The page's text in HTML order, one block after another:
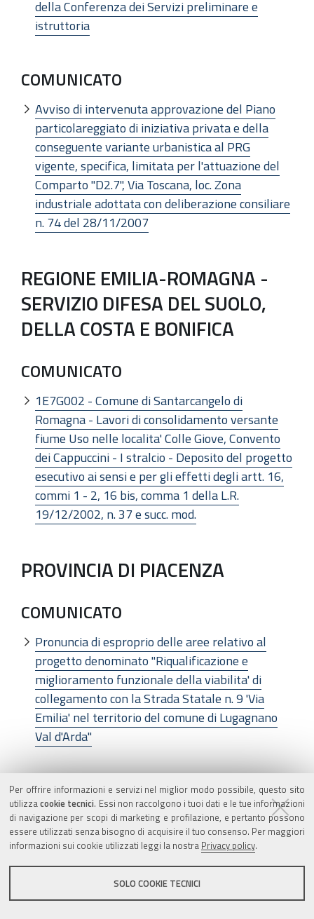
Per offrire informazioni e servizi nel miglior modo possibile, questo sito
utilizzacookie tecnici. Essi non raccolgono i tuoi dati e le tue informazioni
di navigazione per scopi di marketing e profilazione, e pertanto possono
essere utilizzati senza bisogno di acquisire il tuo consenso. Per maggiori
informazioni sui cookie utilizzati leggi la nostra Privacy policy.
SOLO COOKIE TECNICI
della Conferenza dei Servizi preliminare e
istruttoria
COMUNICATO
Avviso di intervenuta approvazione del Piano
particolareggiato di iniziativa privata e della
conseguente variante urbanistica al PRG
vigente, specifica, limitata per l'attuazione del
Comparto "D2.7", Via Toscana, loc. Zona
industriale adottata con deliberazione consiliare
n. 74 del 28/11/2007
REGIONE EMILIA-ROMAGNA -
SERVIZIO DIFESA DEL SUOLO,
DELLA COSTA E BONIFICA
COMUNICATO
1E7G002 - Comune di Santarcangelo di
Romagna - Lavori di consolidamento versante
fiume Uso nelle localita' Colle Giove, Convento
dei Cappuccini - I stralcio - Deposito del progetto
esecutivo ai sensi e per gli effetti degli artt. 16,
commi 1 - 2, 16 bis, comma 1 della L.R.
19/12/2002, n. 37 e succ. mod.
PROVINCIA DI PIACENZA
COMUNICATO
Pronuncia di esproprio delle aree relativo al
progetto denominato "Riqualificazione e
miglioramento funzionale della viabilita' di
collegamento con la Strada Statale n. 9 'Via
Emilia' nel territorio del comune di Lugagnano
Val d'Arda"
COMUNE DI BOLOGNA
COMUNICATO
Progetto definitivo dell'opera consistente nella
realizzazione del tratto di Via Corelli in
prossimita' della rotatoria Mafalda di Savoia.